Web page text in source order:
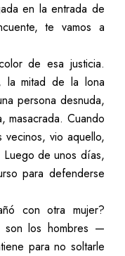
en la entrada de
te vamos a
de esa justicia.
la mitad de la lona
persona desnuda,
masacrada. Cuando
vio aquello,
de unos días,
para defenderse
con otra mujer?
los hombres —
para no soltarle